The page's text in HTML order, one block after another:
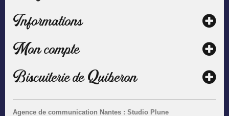
Informations
Agence de communication Nantes : Studio Plune
Mon compte
Biscuiterie de Quiberon